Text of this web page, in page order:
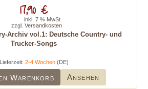
Archiv vol.1: Deutsche Country- und
Trucker-Songs
Lieferzeit: 2-4 Wochen(DE)
Warenkorb Ansehen
17,90 €
inkl. 7 % MwSt.
zzgl. Versandkosten